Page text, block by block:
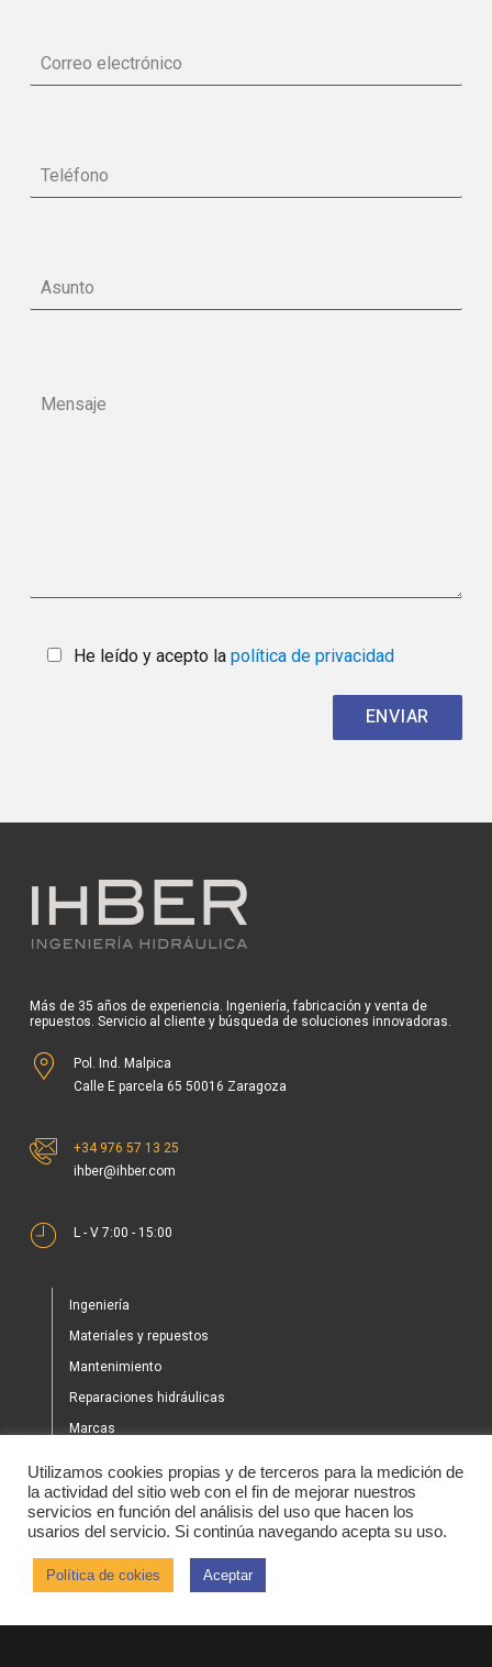
He leído y acepto la política de privacidad
Más de 35 años de experiencia. Ingeniería, fabricación y venta de
repuestos. Servicio al cliente y búsqueda de soluciones innovadoras.
Pol. Ind. Malpica
Calle E parcela 65 50016 Zaragoza
+34 976 57 13 25
ihber@ihber.com
L - V 7:00 - 15:00
Ingeniería
Materiales y repuestos
Mantenimiento
Reparaciones hidráulicas
Marcas
Tienda
Noticias
2020 © IHBER
Utilizamos cookies propias y de terceros para la medición de
la actividad del sitio web con el fin de mejorar nuestros
servicios en función del análisis del uso que hacen los
usarios del servicio. Si continúa navegando acepta su uso.
Política de cokies Aceptar